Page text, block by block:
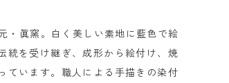
・眞窯。白く美しい素地に藍色で絵
統を受け継ぎ、成形から絵付け、焼
ています。職人による手描きの染付